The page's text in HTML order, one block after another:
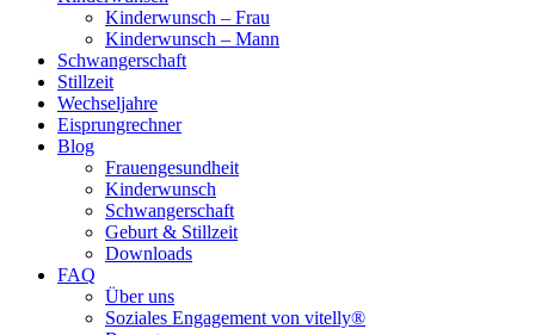
Kinderwunsch – Frau
Kinderwunsch – Mann
Schwangerschaft
Stillzeit
Wechseljahre
Eisprungrechner
Blog
Frauengesundheit
Kinderwunsch
Schwangerschaft
Geburt & Stillzeit
Downloads
FAQ
Über uns
Soziales Engagement von vitelly®